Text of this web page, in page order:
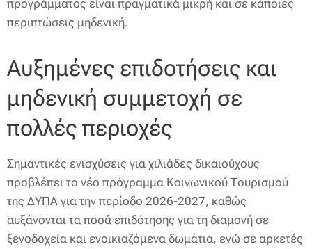
προγράμματος είναι πραγματικά μικρή και σε κάποιες
περιπτώσεις μηδενική.
Αυξημένες επιδοτήσεις και
μηδενική συμμετοχή σε
πολλές περιοχές
Σημαντικές ενισχύσεις για χιλιάδες δικαιούχους
προβλέπει το νέο πρόγραμμα Κοινωνικού Τουρισμού
της ΔΥΠΑ για την περίοδο 2026-2027, καθώς
αυξάνονται τα ποσά επιδότησης για τη διαμονή σε
ξενοδοχεία και ενοικιαζόμενα δωμάτια, ενώ σε αρκετές